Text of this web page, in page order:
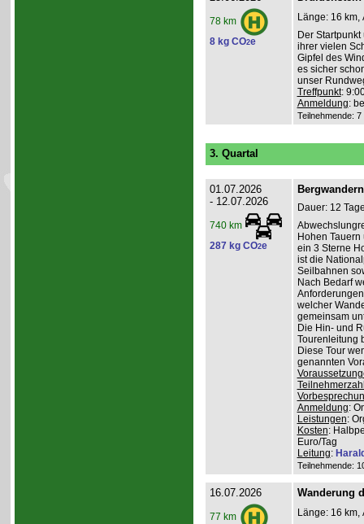
78 km
8 kg CO2e
Länge: 16 km,
Der
ihrer vielen
Gipfel des
es sicher
unser
Treffpunkt:
Anmeldung:
Teilnehmende:
3. Quartal
01.07.2026
- 12.07.2026
740 km
287 kg CO2e
Dauer: 12
Hohen
ein 3 Sterne
ist die
Seilbahnen
Nach Bedarf
welcher
gemeinsam
Die Hin- und
Tourenleitung
Diese Tour
genannten
Anmeldung:
Leistungen:
Kosten:
Euro/Tag
Leitung:
Teilnehmende:
16.07.2026
77 km
Wanderung
Länge: 16 km,